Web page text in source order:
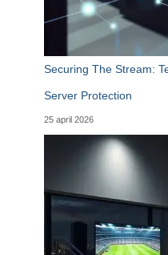
Securing The Stream:
Server Protection
25 april 2026